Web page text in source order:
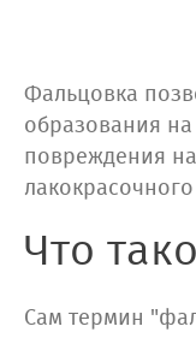
Фальцовка
образования
повреждения
Что
Сам термин